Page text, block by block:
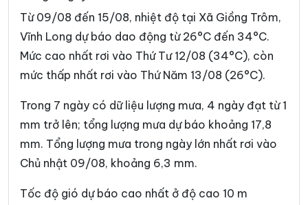
Xã Bình Phước
Xã Cái Nhum Xã Càng Long
Xã Cầu Kè Xã Cầu Ngang
Xã Châu Hòa Xã Châu Hưng
Xã Châu Thành Xã Chợ Lách
Xã Đại An Xã Đại Điền
Xã Đôn Châu Xã Đông Hải
Xã Đồng Khởi Xã Giao Long
Từ 09/08 đến 15/08, nhiệt độ tại Xã Giồng Trôm,
Vĩnh Long dự báo dao động từ 26°C đến 34°C.
Mức cao nhất rơi vào Thứ Tư 12/08 (34°C), còn
mức thấp nhất rơi vào Thứ Năm 13/08 (26°C).
Trong 7 ngày có dữ liệu lượng mưa, 4 ngày đạt từ 1
mm trở lên; tổng lượng mưa dự báo khoảng 17,8
mm. Tổng lượng mưa trong ngày lớn nhất rơi vào
Chủ nhật 09/08, khoảng 6,3 mm.
Tốc độ gió dự báo cao nhất ở độ cao 10 m